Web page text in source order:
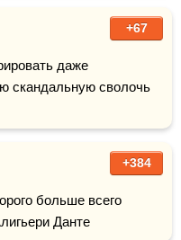
+67
даже
скандальную сволочь
+384
больше всего
Данте